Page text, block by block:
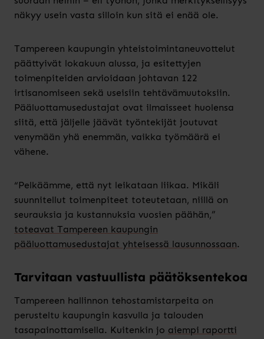
näkyy usein vasta silloin kun sitä ei enää ole.
Tampereen kaupungin yhteistoimintaneuvottelut
päättyivät lokakuun alussa, ja esitettyjen
toimenpiteiden arvioidaan johtavan 122
irtisanomiseen sekä useisiin tehtävämuutoksiin.
Pääluottamusedustajat ovat ilmaisseet huolensa
siitä, että jäljelle jäävät työntekijät joutuvat
venymään yhä enemmän, vaikka työmäärä ei
vähene.
“Pelkäämme, että nyt leikataan liikaa. Mikäli
suunnitellut toimenpiteet toteutetaan, niillä on
seurauksia ja kustannuksia vuosien päähän,”
toteavat Tampereen kaupungin
pääluottamusedustajat yhteisessä lausunnossaan.
Tarvitaan vastuullista päätöksentekoa
Tampereen hallinnon tehostamistarpeita on
perusteltu kaupungin kasvulla ja talouden
tasapainottamisella. Kuitenkin jo aiempi raportti